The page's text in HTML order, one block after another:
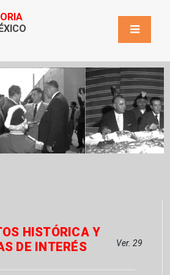
HISTÓRICA Y
DE INTERÉS
Ver. 29